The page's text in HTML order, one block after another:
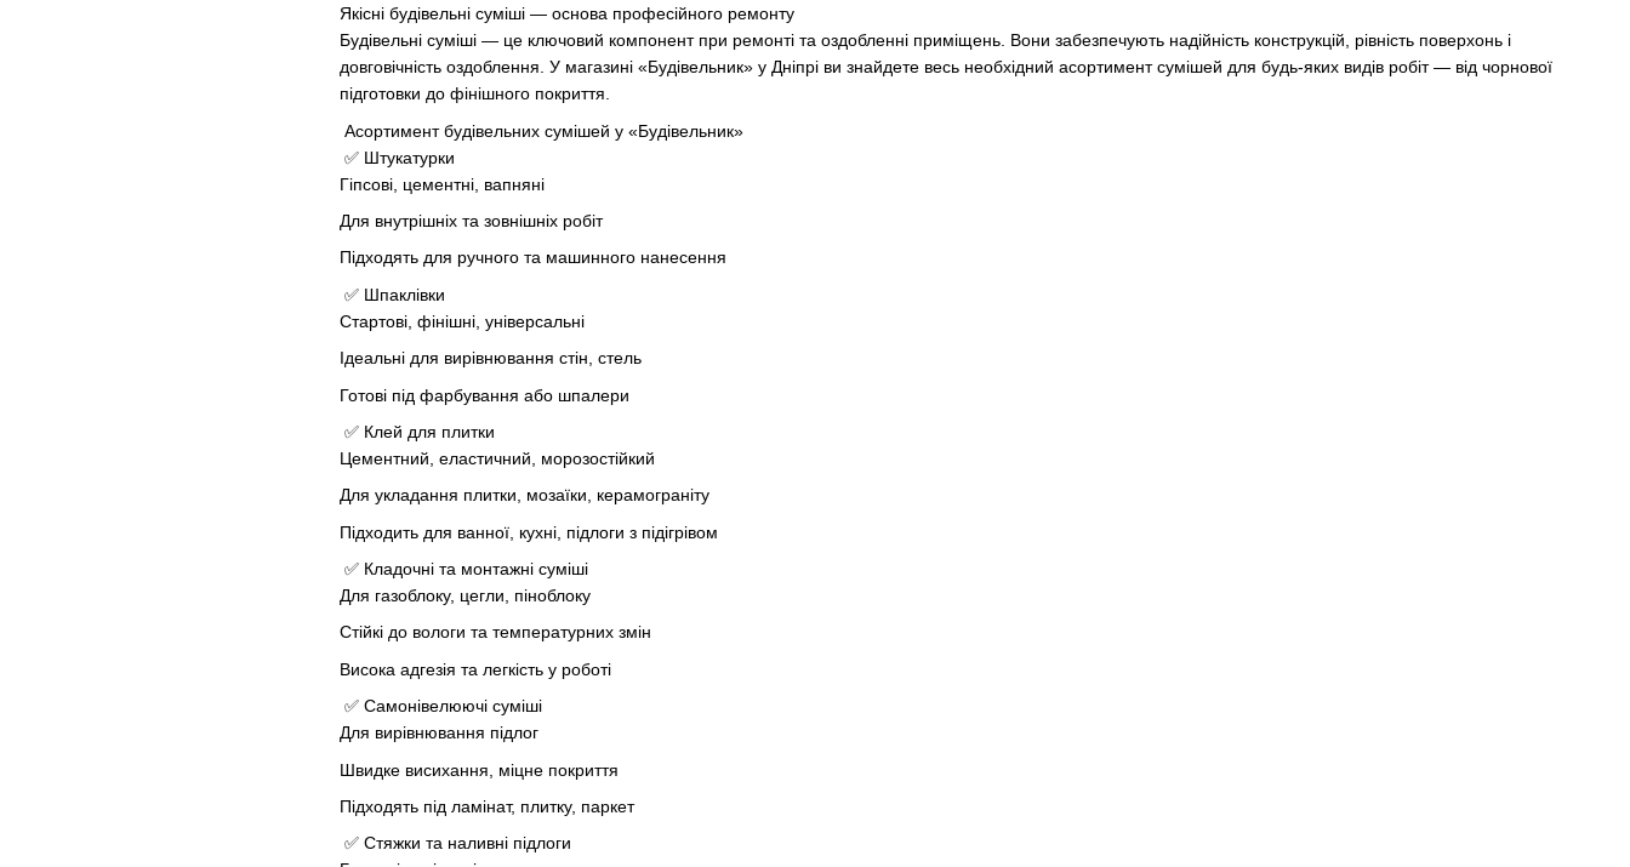
Якісні будівельні суміші — основа професійного ремонту
Будівельні суміші — це ключовий компонент при ремонті та оздобленні приміщень. Вони забезпечують надійність конструкцій, рівність поверхонь і
довговічність оздоблення. У магазині «Будівельник» у Дніпрі ви знайдете весь необхідний асортимент сумішей для будь-яких видів робіт — від чорнової
підготовки до фінішного покриття.
Асортимент будівельних сумішей у «Будівельник»
✅ Штукатурки
Гіпсові, цементні, вапняні
Для внутрішніх та зовнішніх робіт
Підходять для ручного та машинного нанесення
✅ Шпаклівки
Стартові, фінішні, універсальні
Ідеальні для вирівнювання стін, стель
Готові під фарбування або шпалери
✅ Клей для плитки
Цементний, еластичний, морозостійкий
Для укладання плитки, мозаїки, керамограніту
Підходить для ванної, кухні, підлоги з підігрівом
✅ Кладочні та монтажні суміші
Для газоблоку, цегли, піноблоку
Стійкі до вологи та температурних змін
Висока адгезія та легкість у роботі
✅ Самонівелюючі суміші
Для вирівнювання підлог
Швидке висихання, міцне покриття
Підходять під ламінат, плитку, паркет
✅ Стяжки та наливні підлоги